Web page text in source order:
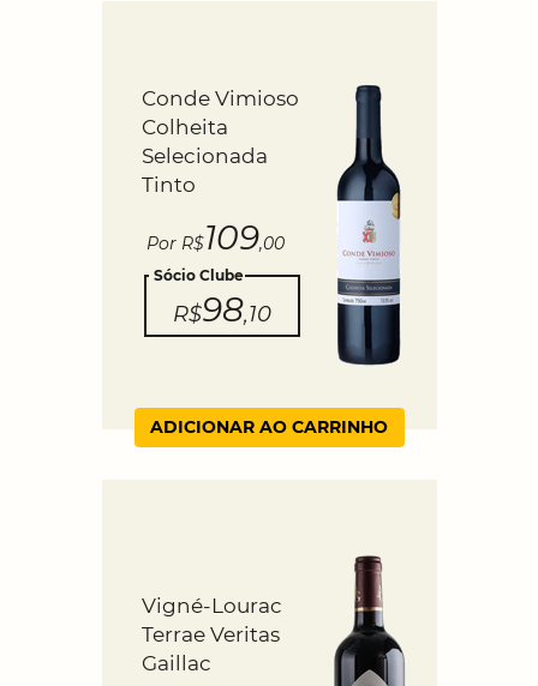
Conde Vimioso
Colheita
Selecionada
Tinto
Por R$109,00
Sócio Clube
R$98,10
ADICIONAR AO CARRINHO
Vigné-Lourac
Terrae Veritas
Gaillac